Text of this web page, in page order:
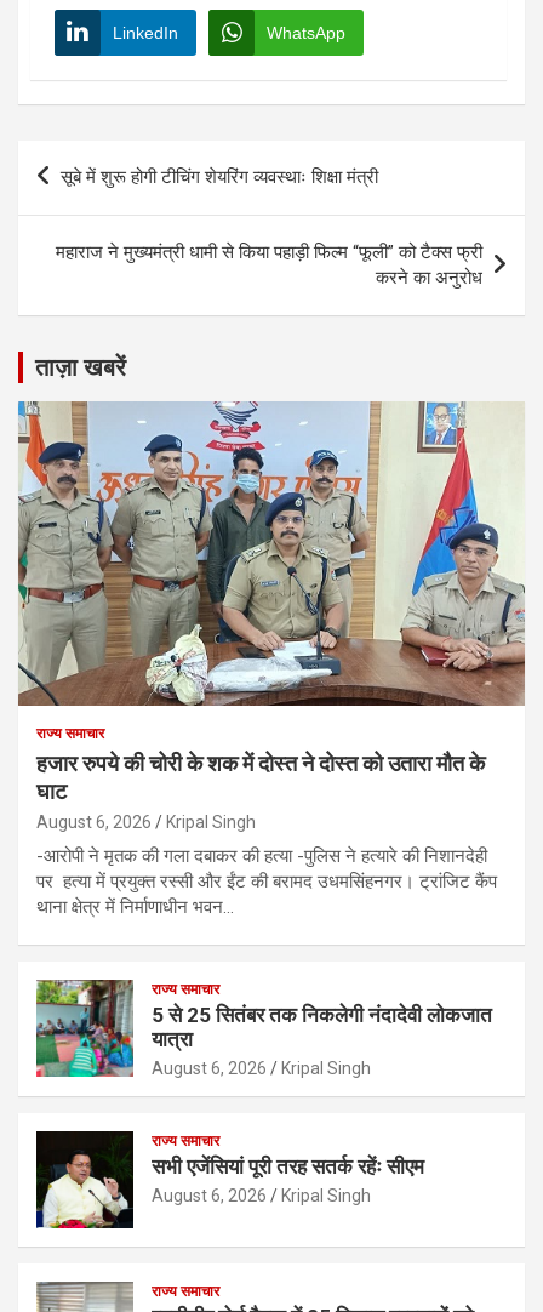
LinkedIn WhatsApp
Post
navigation
सूबे में शुरू होगी टीचिंग शेयरिंग व्यवस्थाः शिक्षा मंत्री
महाराज ने मुख्यमंत्री धामी से किया पहाड़ी फिल्म “फूली” को टैक्स फ्री
करने का अनुरोध
ताज़ा खबरें
राज्य समाचार
हजार रुपये की चोरी के शक में दोस्त ने दोस्त को उतारा मौत के
घाट
August 6, 2026 Kripal Singh
-आरोपी ने मृतक की गला दबाकर की हत्या -पुलिस ने हत्यारे की निशानदेही
पर हत्या में प्रयुक्त रस्सी और ईंट की बरामद उधमसिंहनगर। ट्रांजिट कैंप
थाना क्षेत्र में निर्माणाधीन भवन…
राज्य समाचार
5 से 25 सितंबर तक निकलेगी नंदादेवी लोकजात
यात्रा
August 6, 2026 Kripal Singh
राज्य समाचार
सभी एजेंसियां पूरी तरह सतर्क रहेंः सीएम
August 6, 2026 Kripal Singh
राज्य समाचार